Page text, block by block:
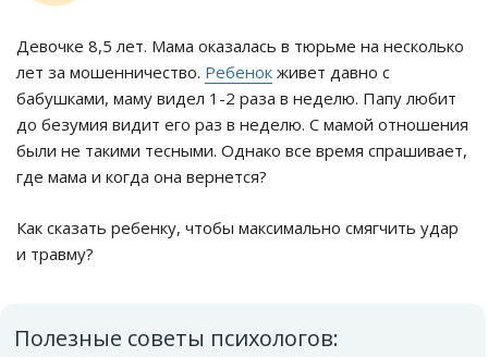
Девочке 8,5 лет. Мама оказалась в тюрьме на несколько
лет за мошенничество. Ребенок живет давно с
бабушками, маму видел 1-2 раза в неделю. Папу любит
до безумия видит его раз в неделю. С мамой отношения
были не такими тесными. Однако все время спрашивает,
где мама и когда она вернется?
Как сказать ребенку, чтобы максимально смягчить удар
и травму?
Полезные советы психологов: